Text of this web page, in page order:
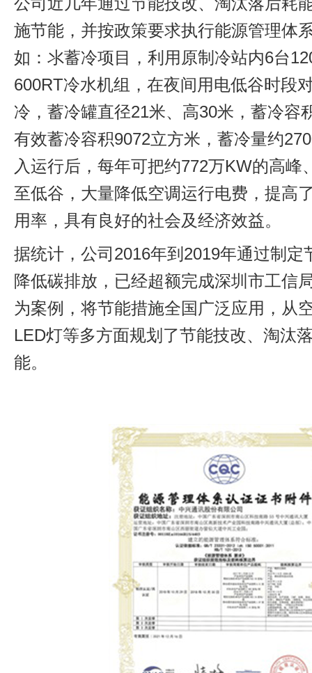
施节能，并按政策要求执行能源管理体
如：氺蓄冷项目，利用原制冷站内6台
600RT冷水机组，在夜间用电低谷时段
冷，蓄冷罐直径21米、高30米，蓄冷容
有效蓄冷容积9072立方米，蓄冷量约
入运行后，每年可把约772万KW的高峰
至低谷，大量降低空调运行电费，提高
用率，具有良好的社会及经济效益。
据统计，公司2016年到2019年通过制定
降低碳排放，已经超额完成深圳市工信
为案例，将节能措施全国广泛应用，从
LED灯等多方面规划了节能技改、淘汰
能。